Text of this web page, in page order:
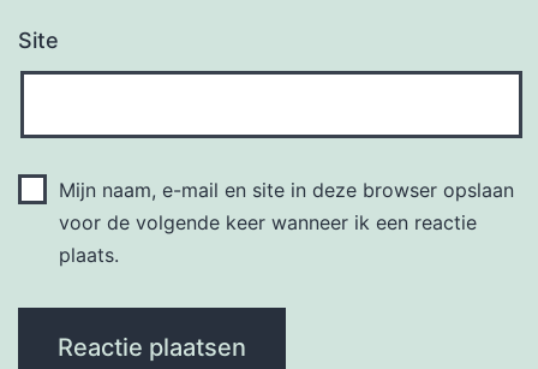
Site
Mijn naam, e-mail en site in deze browser opslaan
voor de volgende keer wanneer ik een reactie
plaats.